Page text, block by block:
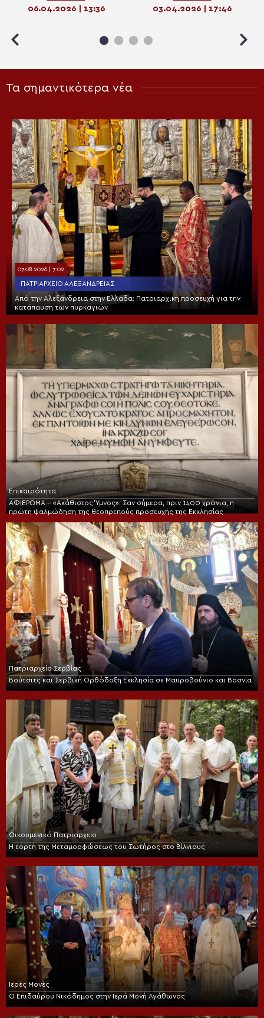
06.04.2026 | 13:36
Αδελαΐδα
03.04.2026 | 17:46
Τα σημαντικότερα νέα
07.08.2026 | 7:02
ΠΑΤΡΙΑΡΧΕΊΟ ΑΛΕΞΑΝΔΡΕΊΑΣ
Από την Αλεξάνδρεια στην Ελλάδα: Πατριαρχική προσευχή για την
κατάπαυση των πυρκαγιών
Επικαιρότητα
ΑΦΙΕΡΩΜΑ – «Ακάθιστος Ύμνος»: Σαν σήμερα, πριν 1400 χρόνια, η
πρώτη ψαλμώδηση της θεοπρεπούς προσευχής της Εκκλησίας
Πατριαρχείο Σερβίας
Βούτσιτς και Σερβική Ορθόδοξη Εκκλησία σε Μαυροβούνιο και Βοσνία
Οικουμενικό Πατριαρχείο
Η εορτή της Μεταμορφώσεως του Σωτήρος στο Βίλνιους
Ιερές Μονές
Ο Επιδαύρου Νικόδημος στην Ιερά Μονή Αγάθωνος